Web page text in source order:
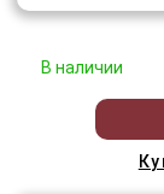
В наличии